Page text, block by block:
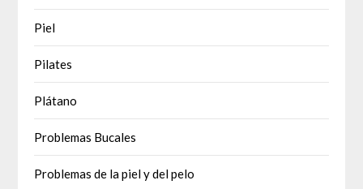
Piel
Pilates
Plátano
Problemas Bucales
Problemas de la piel y del pelo